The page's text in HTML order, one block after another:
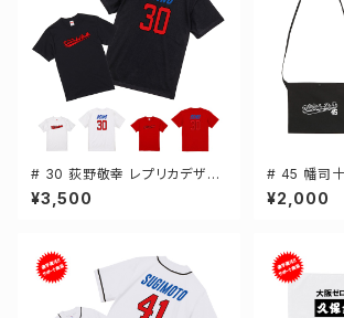
# 30 荻野敬幸 レプリカデザイ
ン 3カラー 選手還元 半袖Tシャ
ツ S-XXXLサイズ 500101
¥3,500
# 45 幡司
キャンバス
2カラー
¥2,000